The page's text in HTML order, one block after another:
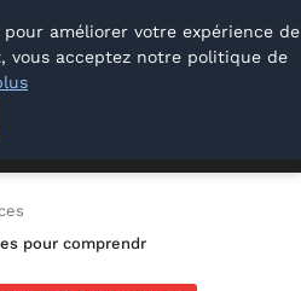
Photos
pour comprendre les impôts des
améliorer votre expérience de
vous acceptez notre politique de